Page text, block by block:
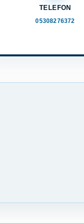
TELEFON
05308276372